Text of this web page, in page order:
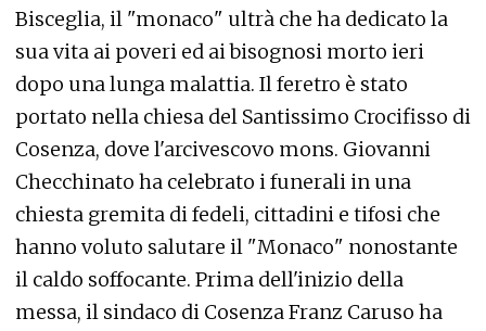
Bisceglia, il "monaco" ultrà che ha dedicato la
sua vita ai poveri ed ai bisognosi morto ieri
dopo una lunga malattia. Il feretro è stato
portato nella chiesa del Santissimo Crocifisso di
Cosenza, dove l'arcivescovo mons. Giovanni
Checchinato ha celebrato i funerali in una
chiesta gremita di fedeli, cittadini e tifosi che
hanno voluto salutare il "Monaco" nonostante
il caldo soffocante. Prima dell'inizio della
messa, il sindaco di Cosenza Franz Caruso ha